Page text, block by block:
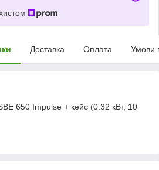
Доставка Оплата Умови
650 Impulse + кейс (0.32 кВт, 10